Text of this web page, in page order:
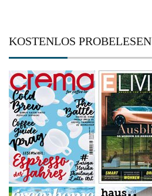
KOSTENLOS PROBELESEN